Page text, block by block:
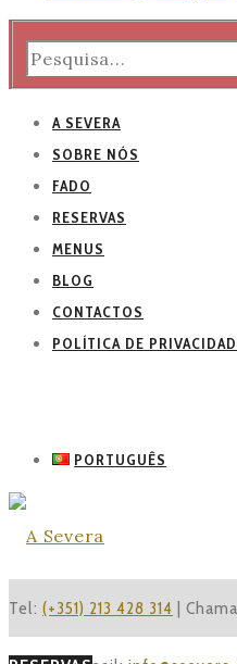
A SEVERA
SOBRE NÓS
FADO
RESERVAS
MENUS
BLOG
CONTACTOS
POLÍTICA DE
PORTUGUÊS
Tel: (+351) 213 428 314 |